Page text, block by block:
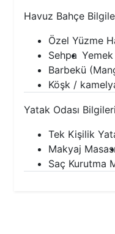
Havuz Bahçe
Özel Yüzme
Sehpa Yemek
Barbekü
Köşk /
Yatak Odası Bilgileri
Tek Kişilik
Makyaj Masası
Saç Kurutma